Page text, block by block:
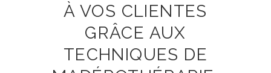
À VOS CLIENTES
GRÂCE AUX
TECHNIQUES DE